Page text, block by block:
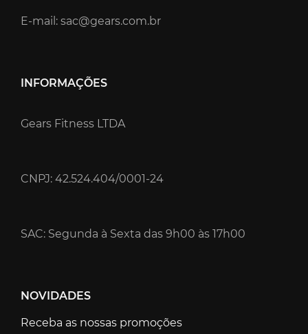
E-mail: sac@gears.com.br
INFORMAÇÕES
Gears Fitness LTDA
CNPJ: 42.524.404/0001-24
SAC: Segunda à Sexta das 9h00 às 17h00
NOVIDADES
Receba as nossas promoções